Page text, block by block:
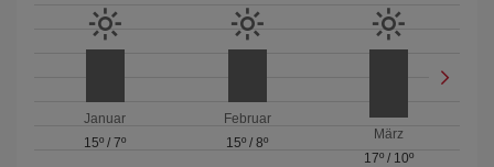
Januar
15º /7º
Februar
15º / 8º
März
17º / 10º